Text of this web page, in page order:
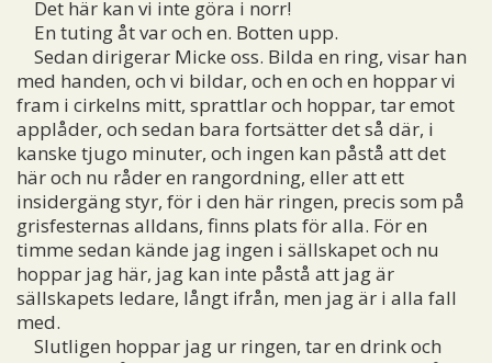
Det här kan vi inte göra i norr!
En tuting åt var och en. Botten upp.
Sedan dirigerar Micke oss. Bilda en ring, visar han
med handen, och vi bildar, och en och en hoppar vi
fram i cirkelns mitt, sprattlar och hoppar, tar emot
applåder, och sedan bara fortsätter det så där, i
kanske tjugo minuter, och ingen kan påstå att det
här och nu råder en rangordning, eller att ett
insidergäng styr, för i den här ringen, precis som på
grisfesternas alldans, finns plats för alla. För en
timme sedan kände jag ingen i sällskapet och nu
hoppar jag här, jag kan inte påstå att jag är
sällskapets ledare, långt ifrån, men jag är i alla fall
med.
Slutligen hoppar jag ur ringen, tar en drink och